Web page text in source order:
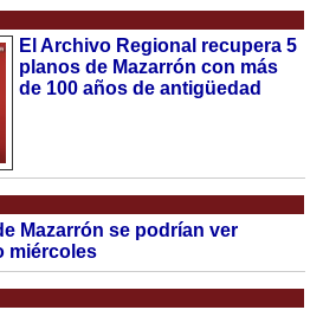
El Archivo Regional recupera 5
planos de Mazarrón con más
de 100 años de antigüedad
Mazarrón se podrían ver
miércoles